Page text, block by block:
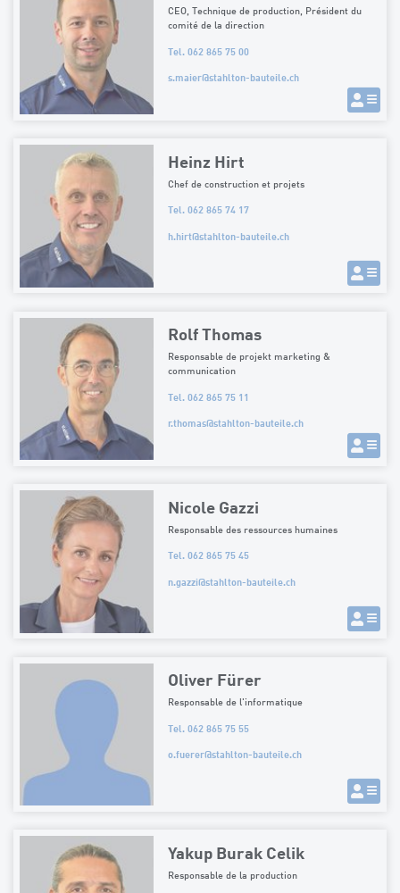
CEO, Technique de production, Président du
comité de la direction
Tel. 062 865 75 00
s.maier@stahlton-bauteile.ch
Heinz Hirt
Chef de construction et projets
Tel. 062 865 74 17
h.hirt@stahlton-bauteile.ch
Rolf Thomas
Responsable de projekt marketing &
communication
Tel. 062 865 75 11
r.thomas@stahlton-bauteile.ch
Nicole Gazzi
Responsable des ressources humaines
Tel. 062 865 75 45
n.gazzi@stahlton-bauteile.ch
Oliver Fürer
Responsable de l'informatique
Tel. 062 865 75 55
o.fuerer@stahlton-bauteile.ch
Yakup Burak Celik
Responsable de la production